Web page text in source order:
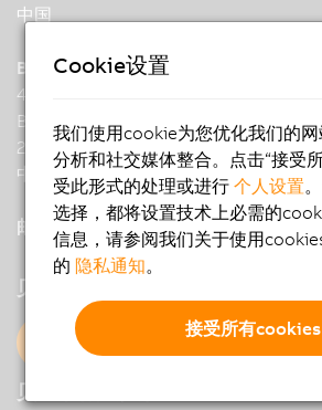
中国
B&R Industrial Automation (China)
487 Tianlin Road, No.21
Building, Gems Park
200233 Shanghai
中国
邮件 : office.br@cn.abb.com
贝加莱中国渠道专区
点击进入
贝加莱客户服务中心
Cookie设置
我们使用cookie为您优化我们的
分析和社交媒体整合。点击“接受
受此形式的处理或进行个人设置
选择，都将设置技术上必需的
信息，请参阅我们关于使用
的 隐私通知。
接受所有cookies